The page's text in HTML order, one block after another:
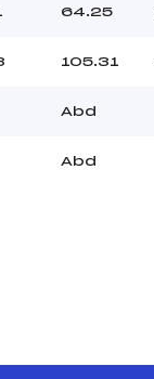
64.25
105.31
Abd
Abd